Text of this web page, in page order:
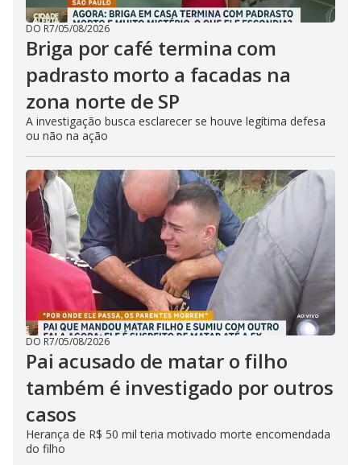
DO R7/05/08/2026
Briga por café termina com
padrasto morto a facadas na
zona norte de SP
A investigação busca esclarecer se houve legítima defesa
ou não na ação
DO R7/05/08/2026
Pai acusado de matar o filho
também é investigado por outros
casos
Herança de R$ 50 mil teria motivado morte encomendada
do filho